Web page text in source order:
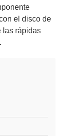
el disco de
las rápidas